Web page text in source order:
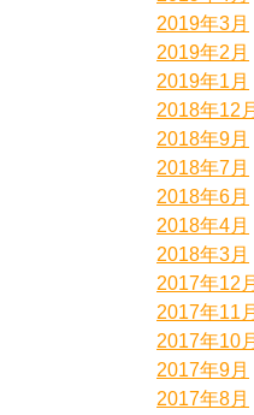
2019年3月
2019年2月
2019年1月
2018年12月
2018年9月
2018年7月
2018年6月
2018年4月
2018年3月
2017年12月
2017年11月
2017年10月
2017年9月
2017年8月